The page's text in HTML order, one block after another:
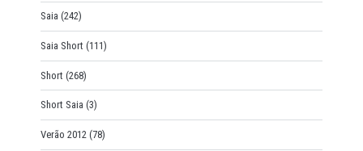
Saia (242)
Saia Short (111)
Short (268)
Short Saia (3)
Verão 2012 (78)